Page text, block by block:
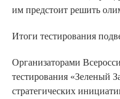
им предстоит решить
Итоги тестирования
Организаторами
тестирования «Зеленый
стратегических